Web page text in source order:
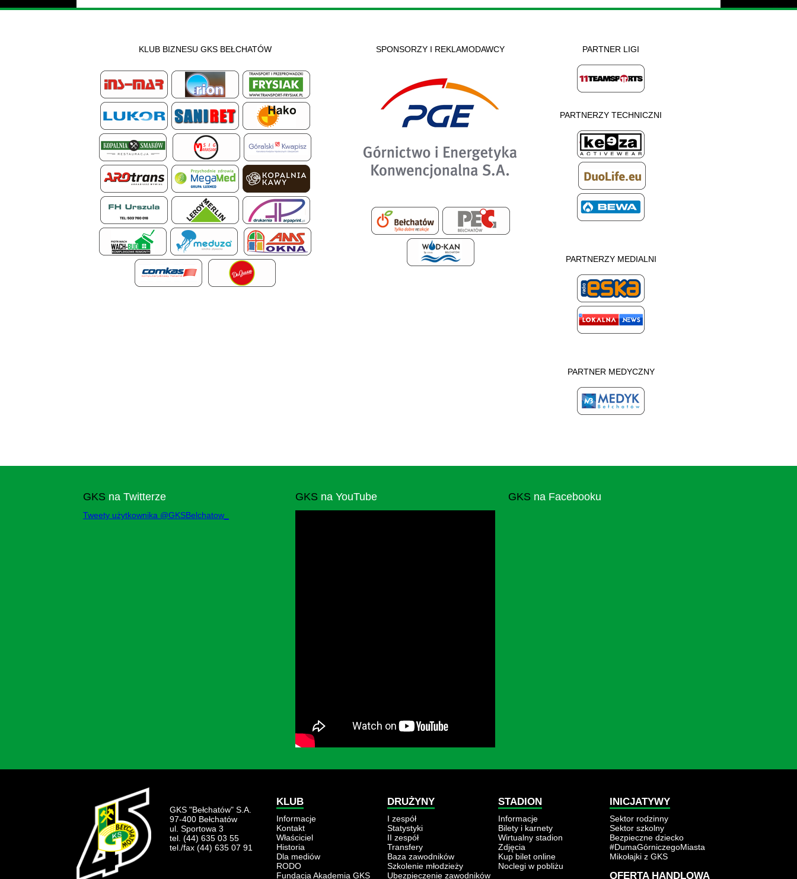
KLUB BIZNESU GKS BEŁCHATÓW SPONSORZY I REKLAMODAWCY PARTNER LIGI
PARTNERZY TECHNICZNI
PARTNERZY MEDIALNI
PARTNER MEDYCZNY
GKS na Twitterze
Tweety użytkownika @GKSBelchatow_
GKS na YouTube GKS na Facebooku
GKS "Bełchatów" S.A.
97-400 Bełchatów
ul. Sportowa 3
tel. (44) 635 03 55
tel./fax (44) 635 07 91
KLUB
Informacje
Kontakt
Właściciel
Historia
Dla mediów
RODO
Fundacja Akademia GKS
DRUŻYNY
I zespół
Statystyki
II zespół
Transfery
Baza zawodników
Szkolenie młodzieży
Ubezpieczenie zawodników
STADION
Informacje
Bilety i karnety
Wirtualny stadion
Zdjęcia
Kup bilet online
Noclegi w pobliżu
INICJATYWY
Sektor rodzinny
Sektor szkolny
Bezpieczne dziecko
#DumaGórniczegoMiasta
Mikołajki z GKS
OFERTA HANDLOWA